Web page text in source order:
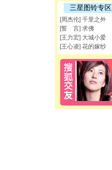
三星图铃专区
[周杰伦] 千里之外
[誓 言] 求佛
[王力宏] 大城小爱
[王心凌] 花的嫁纱